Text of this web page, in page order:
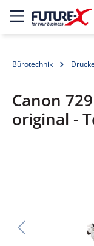
Bürotechnik
Canon
original -